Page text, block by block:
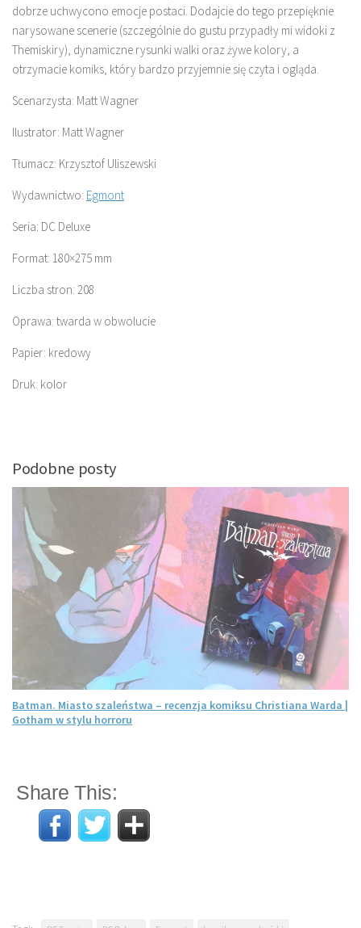
dobrze uchwycono emocje postaci. Dodajcie do tego przepięknie
narysowane scenerie (szczególnie do gustu przypadły mi widoki z
Themiskiry), dynamiczne rysunki walki oraz żywe kolory, a
otrzymacie komiks, który bardzo przyjemnie się czyta i ogląda.
Scenarzysta: Matt Wagner
Ilustrator: Matt Wagner
Tłumacz: Krzysztof Uliszewski
Wydawnictwo: Egmont
Seria: DC Deluxe
Format: 180×275 mm
Liczba stron: 208
Oprawa: twarda w obwolucie
Papier: kredowy
Druk: kolor
Podobne posty
Batman. Miasto szaleństwa – recenzja komiksu Christiana Warda |
Gotham w stylu horroru
Share This: